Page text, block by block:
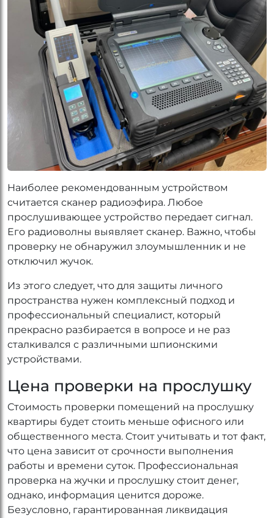
Наиболее рекомендованным устройством
считается сканер радиоэфира. Любое
прослушивающее устройство передает сигнал.
Его радиоволны выявляет сканер. Важно, чтобы
проверку не обнаружил злоумышленник и не
отключил жучок.
Из этого следует, что для защиты личного
пространства нужен комплексный подход и
профессиональный специалист, который
прекрасно разбирается в вопросе и не раз
сталкивался с различными шпионскими
устройствами.
Цена проверки на прослушку
Стоимость проверки помещений на прослушку
квартиры будет стоить меньше офисного или
общественного места. Стоит учитывать и тот факт,
что цена зависит от срочности выполнения
работы и времени суток. Профессиональная
проверка на жучки и прослушку стоит денег,
однако, информация ценится дороже.
Безусловно, гарантированная ликвидация